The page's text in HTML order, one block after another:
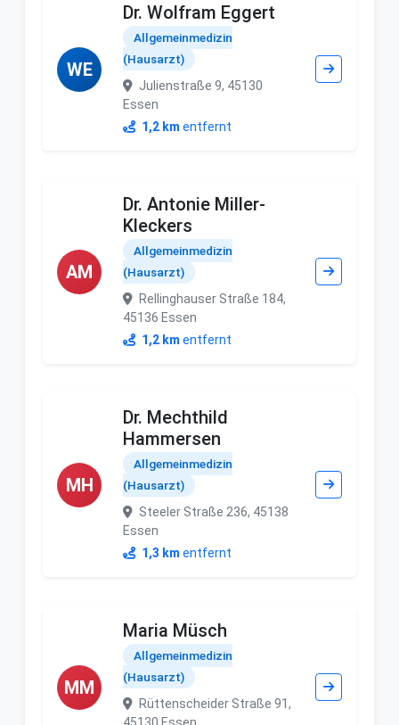
WE
Dr. Wolfram Eggert
Allgemeinmedizin
(Hausarzt)
Julienstraße 9, 45130
Essen
1,2 km entfernt
AM
Dr. Antonie Miller-
Kleckers
Allgemeinmedizin
(Hausarzt)
Rellinghauser Straße 184,
45136 Essen
1,2 km entfernt
MH
Dr. Mechthild
Hammersen
Allgemeinmedizin
(Hausarzt)
Steeler Straße 236, 45138
Essen
1,3 km entfernt
MM
Maria Müsch
Allgemeinmedizin
(Hausarzt)
Rüttenscheider Straße 91,